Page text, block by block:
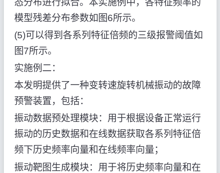
模型残差分布参数如图6所示。
(5)可以得到各系列特征倍频的三级报警阈值如
图7所示。
实施例二：
本发明提供了一种变转速旋转机械振动的故障
预警装置，包括：
振动数据预处理模块：用于根据设备正常运行
振动的历史数据和在线数据获取各系列特征倍
频下历史频率向量和在线频率向量；
振动靶图生成模块：用于将历史频率向量和在